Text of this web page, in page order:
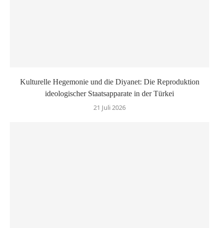
Kulturelle Hegemonie und die Diyanet: Die Reproduktion
ideologischer Staatsapparate in der Türkei
21 Juli 2026